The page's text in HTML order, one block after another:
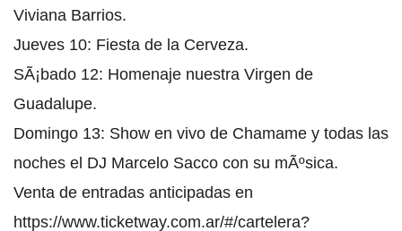
Viviana Barrios.
Jueves 10: Fiesta de la Cerveza.
SÃ¡bado 12: Homenaje nuestra Virgen de
Guadalupe.
Domingo 13: Show en vivo de Chamame y todas las
noches el DJ Marcelo Sacco con su mÃºsica.
Venta de entradas anticipadas en
https://www.ticketway.com.ar/#/cartelera?